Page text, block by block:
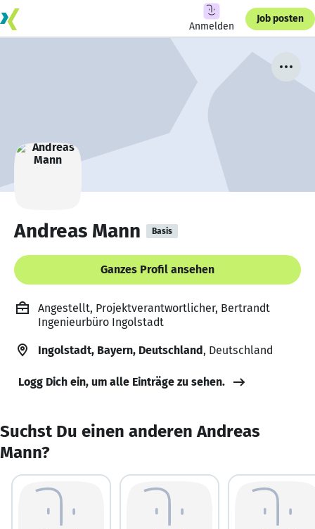
Anmelden
Job posten
Andreas Mann Basis
Ganzes Profil ansehen
Angestellt, Projektverantwortlicher, Bertrandt
Ingenieurbüro Ingolstadt
Ingolstadt, Bayern, Deutschland, Deutschland
Logg Dich ein, um alle Einträge zu sehen.
Suchst Du einen anderen Andreas
Mann?